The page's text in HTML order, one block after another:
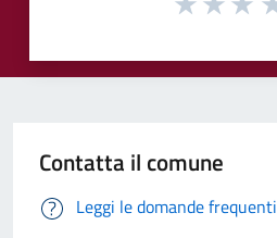
Contatta il comune
Leggi le domande frequenti